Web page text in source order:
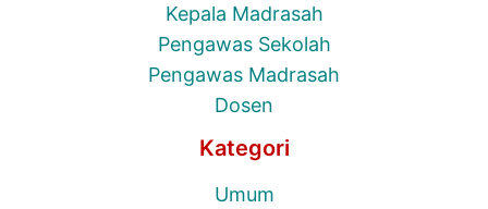
Kepala Madrasah
Pengawas Sekolah
Pengawas Madrasah
Dosen
Kategori
Umum